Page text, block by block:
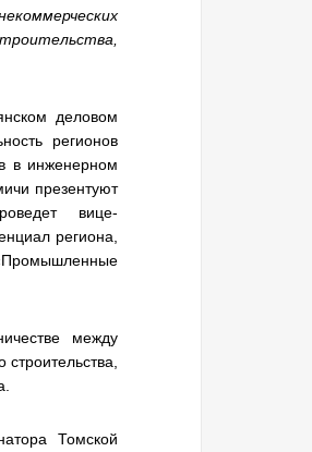
деловом
регионов
в инженерном
презентуют
вице-
региона,
между
Томской